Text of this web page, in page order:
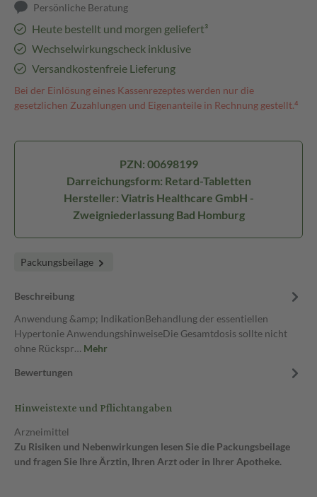
Persönliche Beratung
Heute bestellt und morgen geliefert³
Wechselwirkungscheck inklusive
Versandkostenfreie Lieferung
Bei der Einlösung eines Kassenrezeptes werden nur die
gesetzlichen Zuzahlungen und Eigenanteile in Rechnung gestellt.⁴
PZN: 00698199
Darreichungsform: Retard-Tabletten
Hersteller: Viatris Healthcare GmbH -
Zweigniederlassung Bad Homburg
Packungsbeilage
Beschreibung
Anwendung &amp; IndikationBehandlung der essentiellen
Hypertonie AnwendungshinweiseDie Gesamtdosis sollte nicht
ohne Rückspr… Mehr
Bewertungen
Hinweistexte und Pflichtangaben
Arzneimittel
Zu Risiken und Nebenwirkungen lesen Sie die Packungsbeilage
und fragen Sie Ihre Ärztin, Ihren Arzt oder in Ihrer Apotheke.